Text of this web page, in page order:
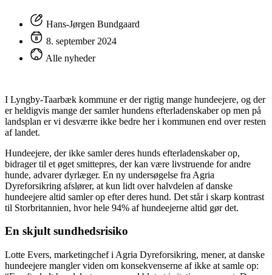
Hans-Jørgen Bundgaard
8. september 2024
Alle nyheder
I Lyngby-Taarbæk kommune er der rigtig mange hundeejere, og der
er heldigvis mange der samler hundens efterladenskaber op men på
landsplan er vi desværre ikke bedre her i kommunen end over resten
af landet.
Hundeejere, der ikke samler deres hunds efterladenskaber op,
bidrager til et øget smittepres, der kan være livstruende for andre
hunde, advarer dyrlæger. En ny undersøgelse fra Agria
Dyreforsikring afslører, at kun lidt over halvdelen af danske
hundeejere altid samler op efter deres hund. Det står i skarp kontrast
til Storbritannien, hvor hele 94% af hundeejerne altid gør det.
En skjult sundhedsrisiko
Lotte Evers, marketingchef i Agria Dyreforsikring, mener, at danske
hundeejere mangler viden om konsekvenserne af ikke at samle op: